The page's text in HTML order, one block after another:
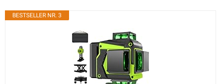
BESTSELLER NR. 3